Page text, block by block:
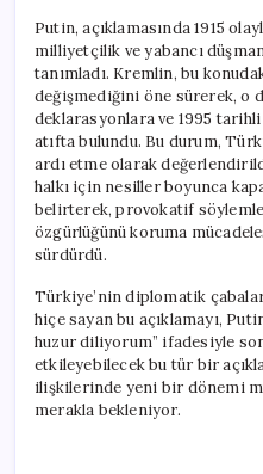
Putin, açıklamasında 1915
milliyetçilik ve yabancı
tanımladı. Kremlin, bu
değişmediğini öne sürerek, o
deklarasyonlara ve 1995
atıfta bulundu. Bu durum,
ardı etme olarak
halkı için nesiller boyunca
belirterek, provokatif
özgürlüğünü koruma
sürdürdü.
Türkiye’nin diplomatik
hiçe sayan bu açıklamayı,
huzur diliyorum” ifadesiyle
etkileyebilecek bu tür bir
ilişkilerinde yeni bir dönemi
merakla bekleniyor.